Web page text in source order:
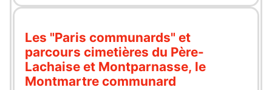
Les "Paris communards" et
parcours cimetières du Père-
Lachaise et Montparnasse, le
Montmartre communard